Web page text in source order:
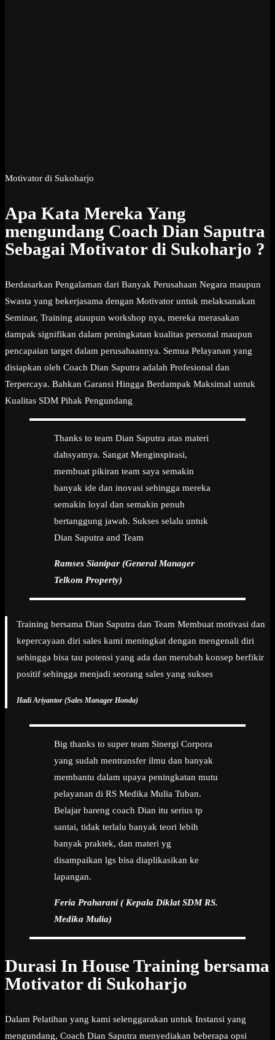
Motivator di Sukoharjo
Apa Kata Mereka Yang
mengundang Coach Dian Saputra
Sebagai Motivator di Sukoharjo ?
Berdasarkan Pengalaman dari Banyak Perusahaan Negara maupun
Swasta yang bekerjasama dengan Motivator untuk melaksanakan
Seminar, Training ataupun workshop nya, mereka merasakan
dampak signifikan dalam peningkatan kualitas personal maupun
pencapaian target dalam perusahaannya. Semua Pelayanan yang
disiapkan oleh Coach Dian Saputra adalah Profesional dan
Terpercaya. Bahkan Garansi Hingga Berdampak Maksimal untuk
Kualitas SDM Pihak Pengundang
Thanks to team Dian Saputra atas materi
dahsyatnya. Sangat Menginspirasi,
membuat pikiran team saya semakin
banyak ide dan inovasi sehingga mereka
semakin loyal dan semakin penuh
bertanggung jawab. Sukses selalu untuk
Dian Saputra and Team
Ramses Sianipar (General Manager
Telkom Property)
Training bersama Dian Saputra dan Team Membuat motivasi dan
kepercayaan diri sales kami meningkat dengan mengenali diri
sehingga bisa tau potensi yang ada dan merubah konsep berfikir
positif sehingga menjadi seorang sales yang sukses
Hadi Ariyantor (Sales Manager Honda)
Big thanks to super team Sinergi Corpora
yang sudah mentransfer ilmu dan banyak
membantu dalam upaya peningkatan mutu
pelayanan di RS Medika Mulia Tuban.
Belajar bareng coach Dian itu serius tp
santai, tidak terlalu banyak teori lebih
banyak praktek, dan materi yg
disampaikan lgs bisa diaplikasikan ke
lapangan.
Feria Praharani ( Kepala Diklat SDM RS.
Medika Mulia)
Durasi In House Training bersama
Motivator di Sukoharjo
Dalam Pelatihan yang kami selenggarakan untuk Instansi yang
mengundang, Coach Dian Saputra menyediakan beberapa opsi